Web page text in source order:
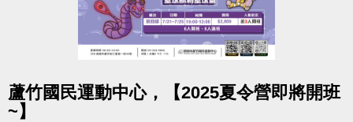
蘆竹國民運動中心，【2025夏令營即將開班
~】